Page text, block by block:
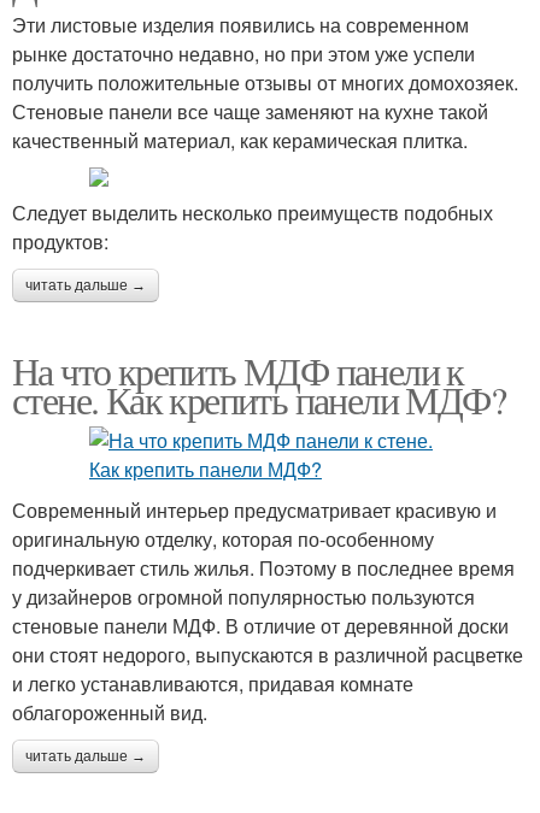
Эти листовые изделия появились на современном
рынке достаточно недавно, но при этом уже успели
получить положительные отзывы от многих домохозяек.
Стеновые панели все чаще заменяют на кухне такой
качественный материал, как керамическая плитка.
Следует выделить несколько преимуществ подобных
продуктов:
читать дальше →
На что крепить МДФ панели к
стене. Как крепить панели МДФ?
Современный интерьер предусматривает красивую и
оригинальную отделку, которая по-особенному
подчеркивает стиль жилья. Поэтому в последнее время
у дизайнеров огромной популярностью пользуются
стеновые панели МДФ. В отличие от деревянной доски
они стоят недорого, выпускаются в различной расцветке
и легко устанавливаются, придавая комнате
облагороженный вид.
читать дальше →